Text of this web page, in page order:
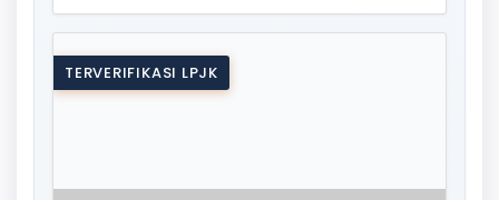
TERVERIFIKASI LPJK